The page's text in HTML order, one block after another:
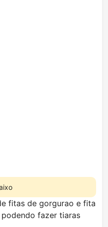
fitas de gorgurao e fita
fazer tiaras